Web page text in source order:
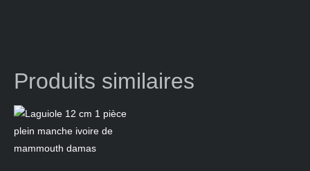
Produits similaires